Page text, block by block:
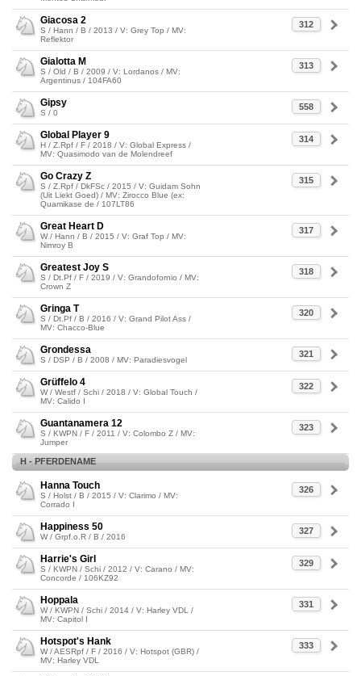
312
Giacosa 2
S / Hann / B / 2013 / V: Grey Top / MV:
Reflektor
313
Gialotta M
S / Old / B / 2009 / V: Lordanos / MV:
Argentinus / 104FA60
558
Gipsy
S / 0
314
Global Player 9
H / Z.Rpf / F / 2018 / V: Global Express /
MV: Quasimodo van de Molendreef
315
Go Crazy Z
S / Z.Rpf / DkFSc / 2015 / V: Guidam Sohn
(Uit Liekt Goed) / MV: Zirocco Blue (ex:
Quamikase de / 107LT86
317
Great Heart D
W / Hann / B / 2015 / V: Graf Top / MV:
Nimroy B
318
Greatest Joy S
S / Dt.Pf / F / 2019 / V: Grandofornio / MV:
Crown Z
320
Gringa T
S / Dt.Pf / B / 2016 / V: Grand Pilot Ass /
MV: Chacco-Blue
321
Grondessa
S / DSP / B / 2008 / MV: Paradiesvogel
322
Grüffelo 4
W / Westf / Schi / 2018 / V: Global Touch /
MV: Calido I
323
Guantanamera 12
S / KWPN / F / 2011 / V: Colombo Z / MV:
Jumper
H - PFERDENAME
326
Hanna Touch
S / Holst / B / 2015 / V: Clarimo / MV:
Corrado I
327
Happiness 50
W / Grpf.o.R / B / 2016
329
Harrie's Girl
S / KWPN / Schi / 2012 / V: Carano / MV:
Concorde / 106KZ92
331
Hoppala
W / KWPN / Schi / 2014 / V: Harley VDL /
MV: Capitol I
333
Hotspot's Hank
W / AESRpf / F / 2016 / V: Hotspot (GBR) /
MV: Harley VDL